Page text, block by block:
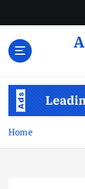
Home